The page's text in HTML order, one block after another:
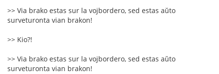
>> Via brako estas sur la vojbordero, sed estas aŭto
surveturonta vian brakon!
>> Kio?!
>> Via brako estas sur la vojbordero, sed estas aŭto
surveturonta vian brakon!